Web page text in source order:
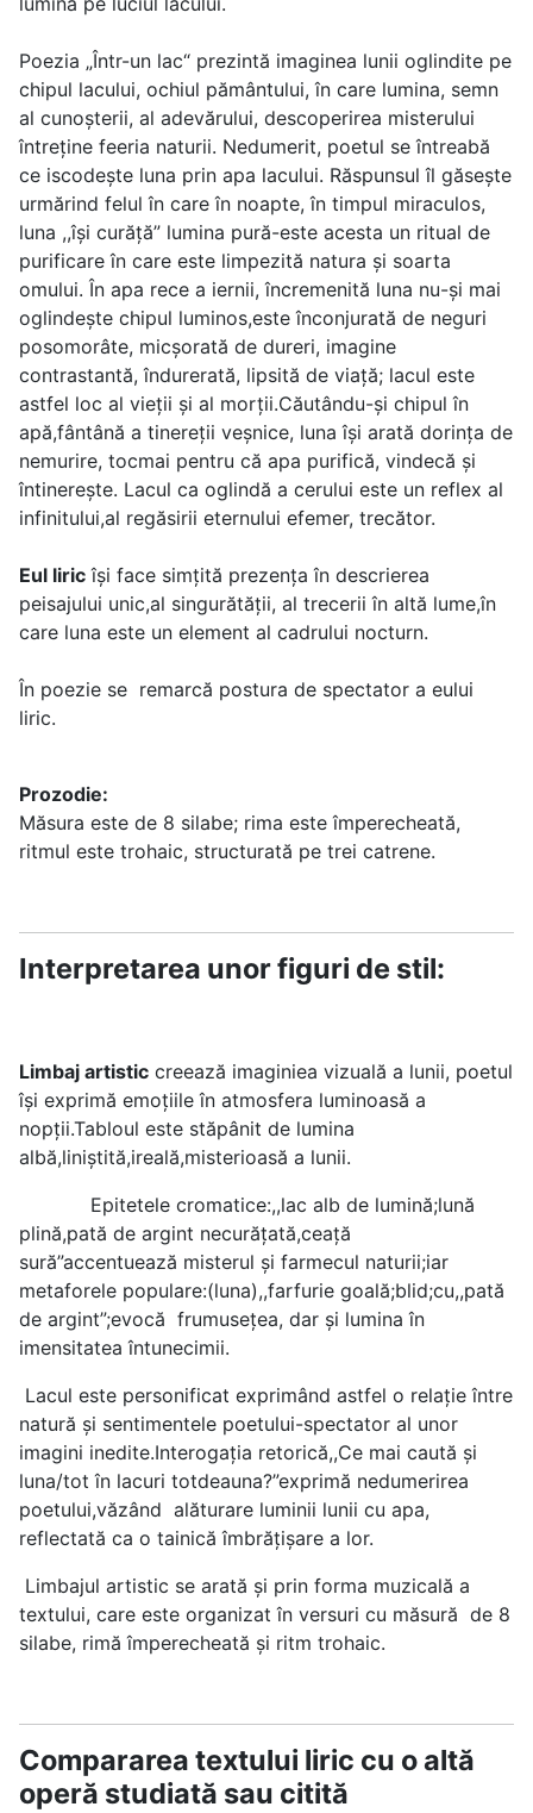
Poezia „Într-un lac“ prezintă imaginea lunii oglindite pe
chipul lacului, ochiul pământului, în care lumina, semn
al cunoșterii, al adevărului, descoperirea misterului
întreține feeria naturii. Nedumerit, poetul se întreabă
ce iscodește luna prin apa lacului. Răspunsul îl găsește
urmărind felul în care în noapte, în timpul miraculos,
luna ,,își curăță” lumina pură-este acesta un ritual de
purificare în care este limpezită natura și soarta
omului. În apa rece a iernii, încremenită luna nu-și mai
oglindește chipul luminos,este înconjurată de neguri
posomorâte, micșorată de dureri, imagine
contrastantă, îndurerată, lipsită de viață; lacul este
astfel loc al vieții și al morții.Căutându-și chipul în
apă,fântână a tinereții veșnice, luna își arată dorința de
nemurire, tocmai pentru că apa purifică, vindecă şi
întinereşte. Lacul ca oglindă a cerului este un reflex al
infinitului,al regăsirii eternului efemer, trecător.
Eul liric îşi face simţită prezenţa în descrierea
peisajului unic,al singurătății, al trecerii în altă lume,în
care luna este un element al cadrului nocturn.
În poezie se remarcă postura de spectator a eului
liric.
Prozodie:
Măsura este de 8 silabe; rima este împerecheată,
ritmul este trohaic, structurată pe trei catrene.
Interpretarea unor figuri de stil:
Limbaj artistic creează imaginiea vizuală a lunii, poetul
îşi exprimă emoţiile în atmosfera luminoasă a
nopții.Tabloul este stăpânit de lumina
albă,liniștită,ireală,misterioasă a lunii.
Epitetele cromatice:,,lac alb de lumină;lună
plină,pată de argint necurățată,ceață
sură”accentuează misterul și farmecul naturii;iar
metaforele populare:(luna),,farfurie goală;blid;cu,,pată
de argint”;evocă frumusețea, dar și lumina în
imensitatea întunecimii.
Lacul este personificat exprimând astfel o relaţie între
natură şi sentimentele poetului-spectator al unor
imagini inedite.Interogația retorică,,Ce mai caută și
luna/tot în lacuri totdeauna?”exprimă nedumerirea
poetului,văzând alăturare luminii lunii cu apa,
reflectată ca o tainică îmbrățișare a lor.
Limbajul artistic se arată şi prin forma muzicală a
textului, care este organizat în versuri cu măsură de 8
silabe, rimă împerecheată şi ritm trohaic.
Compararea textului liric cu o altă
operă studiată sau citită